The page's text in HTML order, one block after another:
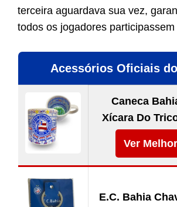
terceira aguardava sua vez,
todos os jogadores
Acessórios Oficiais
Caneca
Xícara Do
Ver
E.C. Bahia